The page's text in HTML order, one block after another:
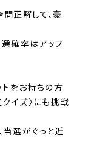
正解して、豪
確率はアップ
トをお持ちの方
イズ〉にも挑戦
選がぐっと近